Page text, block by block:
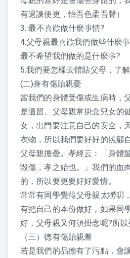
2018 上課照片
2017 上課照片
2016 上課照片
2016 暑期班
2015 上課照片
懷少節
2019 懷少節
2018 懷少節
2017 活動剪影
2016 活動剪影
2015 活動剪影
有過諫使更，怡吾色柔吾聲）
3. 最不喜歡做什麼事情?
4.父母親最喜歡我們做些什麼
最不希望我們做的是什麼事?
5.我們要怎樣去體貼父母，了
(二)身有傷貽親憂
當我們的身體受傷或生病時，
是遺留。父母親常掛念兒女的
女，出門要注意自己的安全，
衣物，所以我們要好好的照顧
父母親擔憂。孝經云：「身體
毀傷，孝之始也。」我們的血
的，所以要更要好好愛惜。
常常有同學覺得父母親太嘮叨
有把自己的本份做好，如果同
好，父母親又何須掛念呢?所以
（三）德有傷貽親羞
若是我們的品德有了污點，會